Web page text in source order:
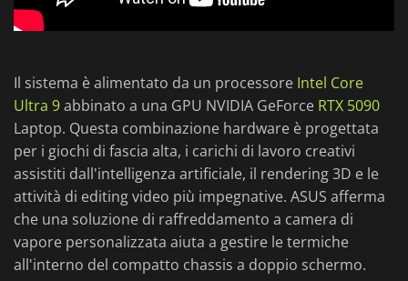
Il sistema è alimentato da un processore Intel Core
Ultra 9abbinato a una GPU NVIDIA GeForce RTX 5090
Laptop. Questa combinazione hardware è progettata
per i giochi di fascia alta, i carichi di lavoro creativi
assistiti dall'intelligenza artificiale, il rendering 3D e le
attività di editing video più impegnative. ASUS afferma
che una soluzione di raffreddamento a camera di
vapore personalizzata aiuta a gestire le termiche
all'interno del compatto chassis a doppio schermo.